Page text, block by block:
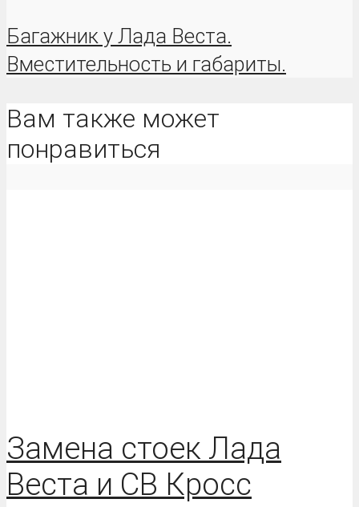
Багажник у Лада Веста.
Вместительность и габариты.
Вам также может
понравиться
Замена стоек Лада
Веста и СВ Кросс